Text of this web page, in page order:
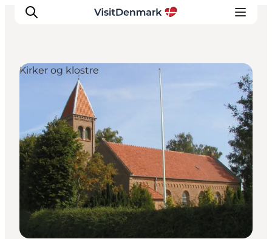
Inspiration
Destinationer
Oplevelser
Overnatning
Planlæg ferien
Kirker og klostre